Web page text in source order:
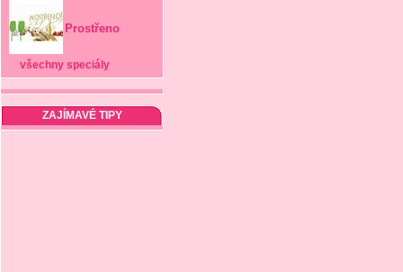
Prostřeno
všechny speciály
ZAJÍMAVÉ TIPY